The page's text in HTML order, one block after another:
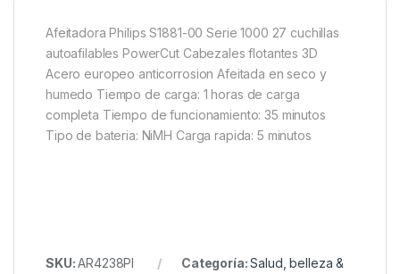
Afeitadora Philips S1881-00 Serie 1000 27 cuchillas
autoafilables PowerCut Cabezales flotantes 3D
Acero europeo anticorrosion Afeitada en seco y
humedo Tiempo de carga: 1 horas de carga
completa Tiempo de funcionamiento: 35 minutos
Tipo de bateria: NiMH Carga rapida: 5 minutos
SKU:AR4238PI Categoría:Salud, belleza &